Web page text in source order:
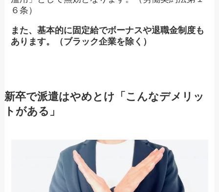
６条）
また、基本的に固定給でボーナスや退職金制度も
あります。（ブラック企業を除く）
新卒で派遣はやめとけ「こんなデメリッ
トがある」